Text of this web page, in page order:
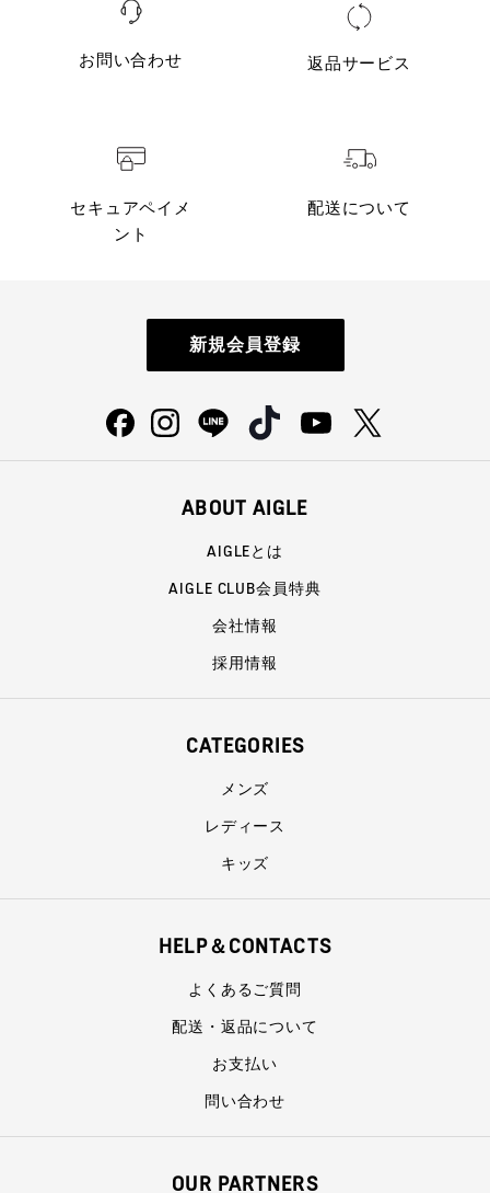
お問い合わせ 返品サービス
セキュアペイメ
ント
配送について
新規会員登録
ABOUT AIGLE
AIGLEとは
AIGLE CLUB会員特典
会社情報
採用情報
CATEGORIES
メンズ
レディース
キッズ
HELP＆CONTACTS
よくあるご質問
配送・返品について
お支払い
問い合わせ
OUR PARTNERS